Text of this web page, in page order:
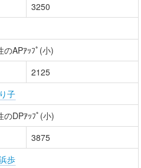
3250
のAPｱｯﾌﾟ(小)
2125
子
のDPｱｯﾌﾟ(小)
3875
歩